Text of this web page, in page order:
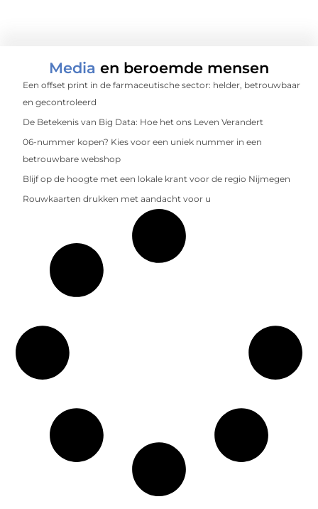
Media en beroemde mensen
Een offset print in de farmaceutische sector: helder, betrouwbaar
en gecontroleerd
De Betekenis van Big Data: Hoe het ons Leven Verandert
06-nummer kopen? Kies voor een uniek nummer in een
betrouwbare webshop
Blijf op de hoogte met een lokale krant voor de regio Nijmegen
Rouwkaarten drukken met aandacht voor u